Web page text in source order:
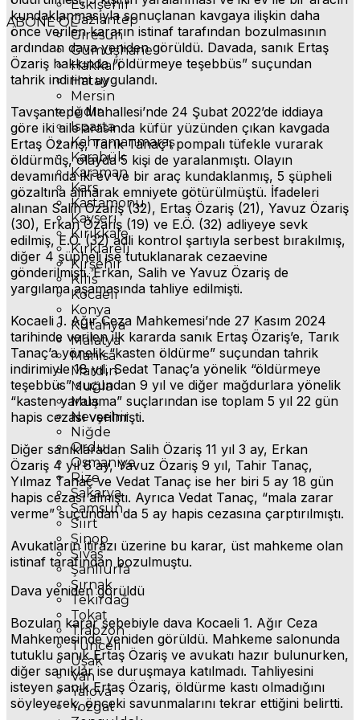
Eskişehir
Gaziantep
Giresun
Gümüşhane
Hakkari
Hatay
Mersin
Iğdır
Isparta
Kahramanmaraş
Karabük
Karaman
Kars
Kastamonu
Kayseri
Kırıkkale
Kırklareli
Kırşehir
Kilis
Kocaeli
Konya
Kütahya
Malatya
Manisa
Mardin
Muğla
Muş
Nevşehir
Niğde
Ordu
Osmaniye
Rize
Sakarya
Samsun
Siirt
Sinop
Sivas
Şanlıurfa
Şırnak
Tekirdağ
Tokat
Trabzon
Tunceli
Uşak
Van
Yalova
Yozgat
ABONE OL
kundaklanmasıyla sonuçlanan kavgaya ilişkin daha
önce verilen kararın istinaf tarafından bozulmasının
ardından dava yeniden görüldü. Davada, sanık Ertaş
Özariş hakkında “öldürmeye teşebbüs” suçundan
tahrik indirimi uygulandı.
Tavşantepe Mahallesi’nde 24 Şubat 2022’de iddiaya
göre iki aile arasında küfür yüzünden çıkan kavgada
Ertaş Özariş, Tarık Tanaç’ı pompalı tüfekle vurarak
öldürmüş, olayda 5 kişi de yaralanmıştı. Olayın
devamında iki ev ve bir araç kundaklanmış, 5 şüpheli
gözaltına alınarak emniyete götürülmüştü. İfadeleri
alınan Salih Özariş (32), Ertaş Özariş (21), Yavuz Özariş
(30), Erkan Özariş (19) ve E.Ö. (32) adliyeye sevk
edilmiş, E.Ö. (32) adli kontrol şartıyla serbest bırakılmış,
diğer 4 şüpheli ise tutuklanarak cezaevine
gönderilmişti. Erkan, Salih ve Yavuz Özariş de
yargılama aşamasında tahliye edilmişti.
Kocaeli 1. Ağır Ceza Mahkemesi’nde 27 Kasım 2024
tarihinde verilen ilk kararda sanık Ertaş Özariş’e, Tarık
Tanaç’a yönelik “kasten öldürme” suçundan tahrik
indirimiyle 18 yıl, Sedat Tanaç’a yönelik “öldürmeye
teşebbüs” suçundan 9 yıl ve diğer mağdurlara yönelik
“kasten yaralama” suçlarından ise toplam 5 yıl 22 gün
hapis cezası verilmişti.
Diğer sanıklaradan Salih Özariş 11 yıl 3 ay, Erkan
Özariş 4 yıl 6 ay, Yavuz Özariş 9 yıl, Tahir Tanaç,
Yılmaz Tanaç ve Vedat Tanaç ise her biri 5 ay 18 gün
hapis cezası almıştı. Ayrıca Vedat Tanaç, “mala zarar
verme” suçundan da 5 ay hapis cezasına çarptırılmıştı.
Avukatların itirazı üzerine bu karar, üst mahkeme olan
istinaf tarafından bozulmuştu.
Dava yeniden görüldü
Bozulan karar sebebiyle dava Kocaeli 1. Ağır Ceza
Mahkemesinde yeniden görüldü. Mahkeme salonunda
tutuklu sanık Ertaş Özariş ve avukatı hazır bulunurken,
diğer sanıklar ise duruşmaya katılmadı. Tahliyesini
isteyen sanık Ertaş Özariş, öldürme kastı olmadığını
söyleyerek, önceki savunmalarını tekrar ettiğini belirtti.